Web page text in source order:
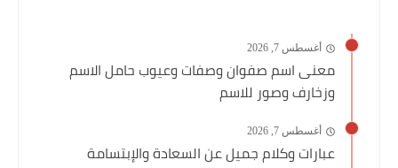
أغسطس 7, 2026
معنى اسم صفوان وصفات وعيوب حامل الاسم
وزخارف وصور للاسم
أغسطس 7, 2026
عبارات وكلام جميل عن السعادة والإبتسامة